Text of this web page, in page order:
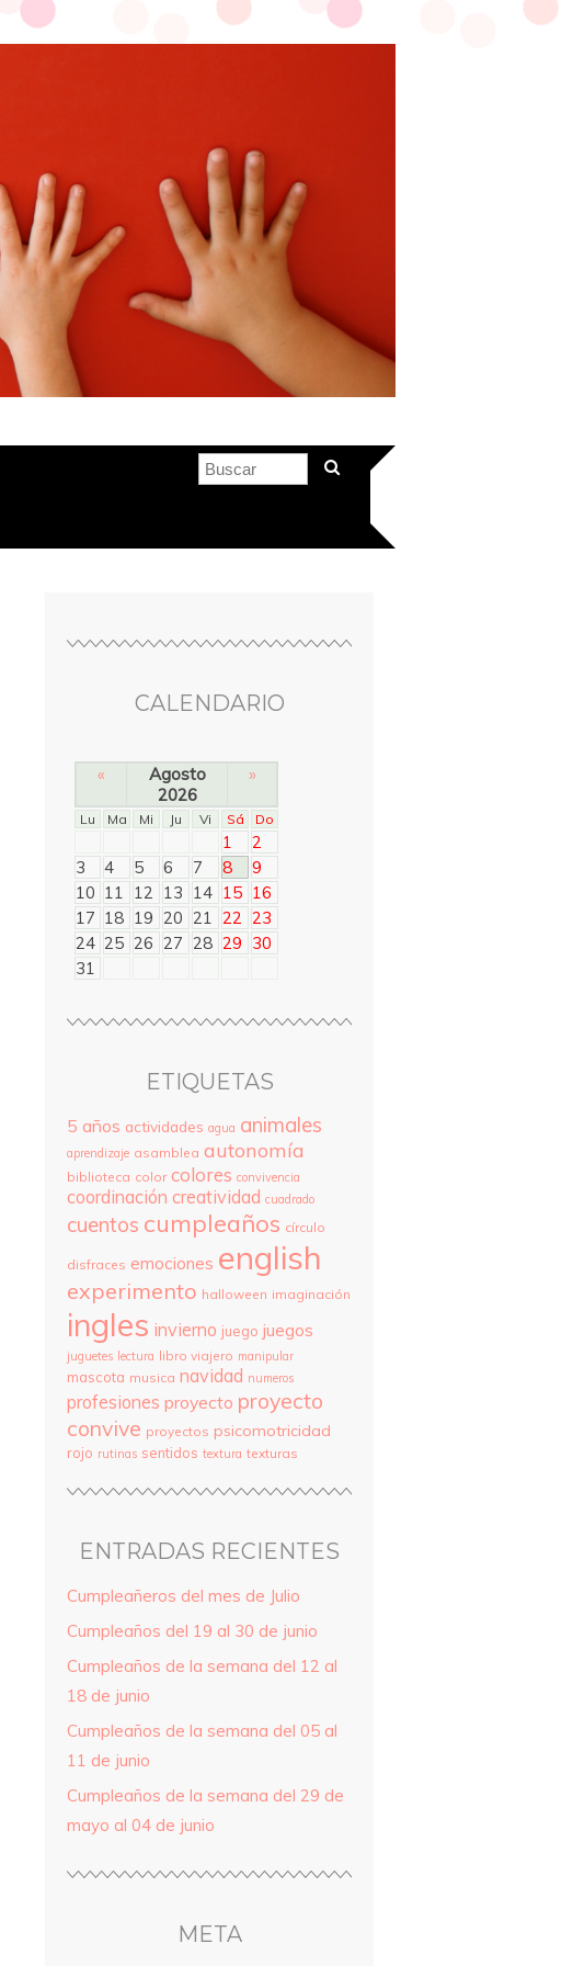
CALENDARIO
«
Agosto
2026
»
Lu Ma Mi Ju Vi Sá Do
1
2
3
4 5 6 7 8
9
10 11 12 13 14 15 16
17 18 19 20 21 22 23
24 25 26 27 28 29 30
31
ETIQUETAS
5 años actividades agua animales
aprendizaje asamblea autonomía
biblioteca color colores convivencia
coordinación creatividad cuadrado
cuentos cumpleaños círculo
disfraces emociones english
experimento halloween imaginación
ingles invierno juego juegos
juguetes lectura libro viajero manipular
mascota musica navidad numeros
profesiones proyecto proyecto
convive proyectos psicomotricidad
rojo rutinas sentidos textura texturas
ENTRADAS RECIENTES
Cumpleañeros del mes de Julio
Cumpleaños del 19 al 30 de junio
Cumpleaños de la semana del 12 al
18 de junio
Cumpleaños de la semana del 05 al
11 de junio
Cumpleaños de la semana del 29 de
mayo al 04 de junio
META